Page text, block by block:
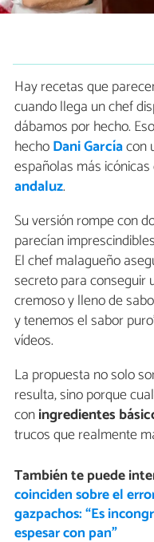
Hay recetas que
cuando llega un chef
dábamos por hecho.
hechoDani Garcíacon
españolas más
andaluz.
Su versión rompe con
parecían
El chef malagueño
secreto para conseguir
cremoso y lleno de
y tenemos el sabor
vídeos.
La propuesta no solo
resulta, sino porque
coningredientes
trucos que realmente
También te puede
coinciden sobre el
gazpachos: “Es
espesar con pan”